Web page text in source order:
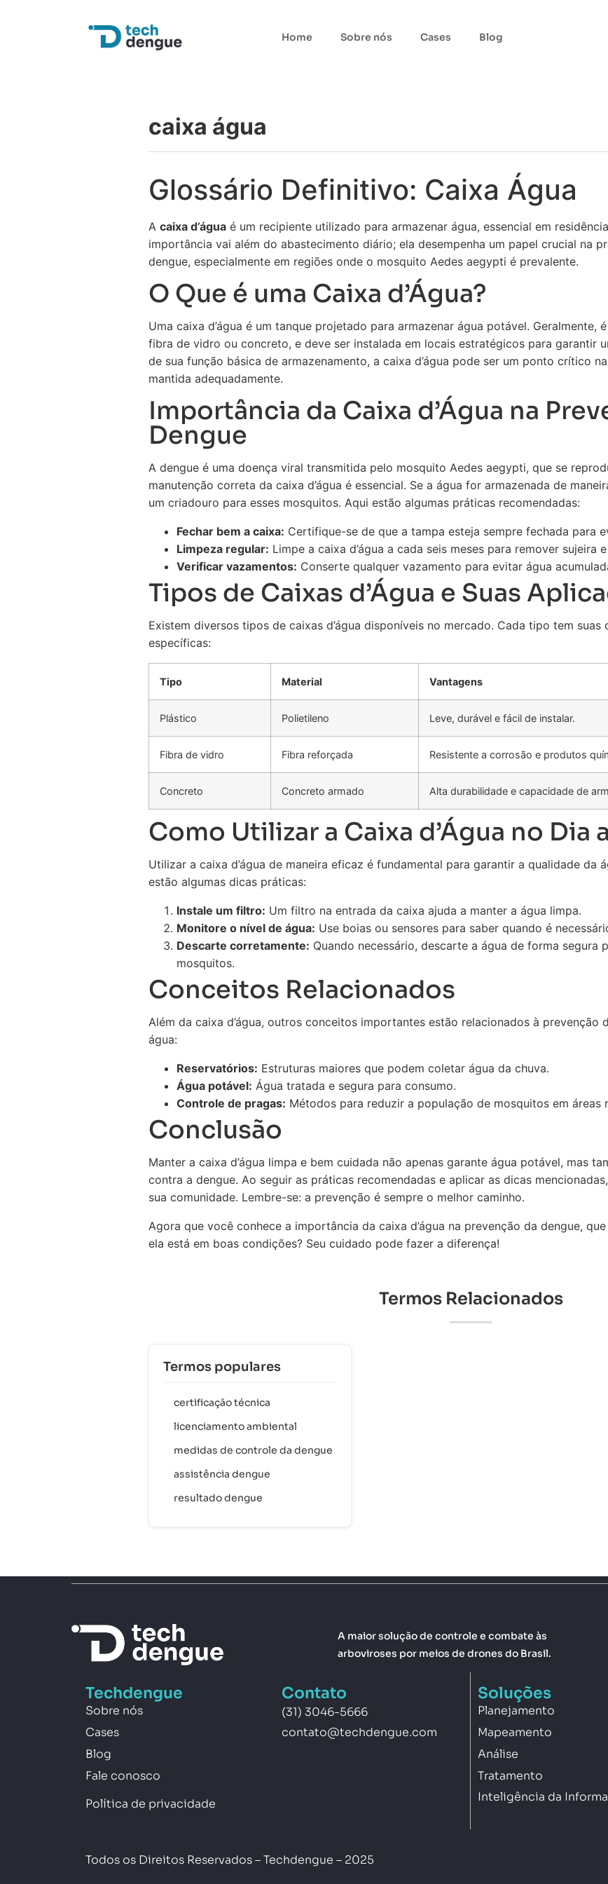
Home Sobre nós Cases Blog
caixa água
Glossário Definitivo: Caixa Água
A caixa d’água é um recipiente utilizado para armazenar água, essencial em
importância vai além do abastecimento diário; ela desempenha um papel crucial na
dengue, especialmente em regiões onde o mosquito Aedes aegypti é prevalente.
O Que é uma Caixa d’Água?
Uma caixa d’água é um tanque projetado para armazenar água potável. Geralmente,
fibra de vidro ou concreto, e deve ser instalada em locais estratégicos para garantir
de sua função básica de armazenamento, a caixa d’água pode ser um ponto crítico
mantida adequadamente.
Importância da Caixa d’Água na
Dengue
A dengue é uma doença viral transmitida pelo mosquito Aedes aegypti, que se
manutenção correta da caixa d’água é essencial. Se a água for armazenada de
um criadouro para esses mosquitos. Aqui estão algumas práticas recomendadas:
Fechar bem a caixa: Certifique-se de que a tampa esteja sempre fechada para
Limpeza regular: Limpe a caixa d’água a cada seis meses para remover sujeira
Verificar vazamentos: Conserte qualquer vazamento para evitar água
Tipos de Caixas d’Água e Suas
Existem diversos tipos de caixas d’água disponíveis no mercado. Cada tipo tem
específicas:
Tipo Material Vantagens
Plástico Polietileno Leve, durável e fácil de instalar.
Fibra de vidro Fibra reforçada Resistente a corrosão e produtos
Concreto Concreto armado Alta durabilidade e capacidade de
Como Utilizar a Caixa d’Água no Dia
Utilizar a caixa d’água de maneira eficaz é fundamental para garantir a qualidade da
estão algumas dicas práticas:
Instale um filtro: Um filtro na entrada da caixa ajuda a manter a água limpa.
Monitore o nível de água: Use boias ou sensores para saber quando é
Descarte corretamente: Quando necessário, descarte a água de forma segura
mosquitos.
Conceitos Relacionados
Além da caixa d’água, outros conceitos importantes estão relacionados à prevenção
água:
Reservatórios: Estruturas maiores que podem coletar água da chuva.
Água potável: Água tratada e segura para consumo.
Controle de pragas: Métodos para reduzir a população de mosquitos em áreas
Conclusão
Manter a caixa d’água limpa e bem cuidada não apenas garante água potável, mas
contra a dengue. Ao seguir as práticas recomendadas e aplicar as dicas
sua comunidade. Lembre-se: a prevenção é sempre o melhor caminho.
Agora que você conhece a importância da caixa d’água na prevenção da dengue,
ela está em boas condições? Seu cuidado pode fazer a diferença!
Termos Relacionados
Termos populares
certificação técnica
licenciamento ambiental
medidas de controle da dengue
assistência dengue
resultado dengue
A maior solução de controle e combate às
arboviroses por meios de drones do Brasil.
Techdengue
Sobre nós
Cases
Blog
Fale conosco
Política de privacidade
Contato
(31) 3046-5666
contato@techdengue.com
Soluções
Planejamento
Mapeamento
Análise
Tratamento
Inteligência da
Todos os Direitos Reservados – Techdengue – 2025